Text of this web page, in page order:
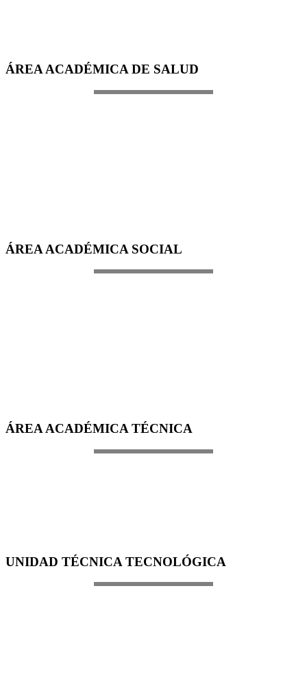
ÁREA ACADÉMICA DE SALUD
ÁREA ACADÉMICA SOCIAL
ÁREA ACADÉMICA TÉCNICA
UNIDAD TÉCNICA TECNOLÓGICA